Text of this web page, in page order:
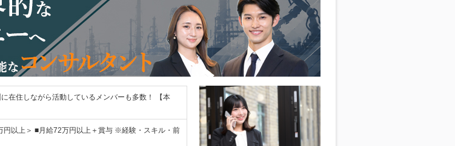
在住しながら活動しているメンバーも多数！ 【本
円以上＞ ■月給72万円以上＋賞与 ※経験・スキル・前